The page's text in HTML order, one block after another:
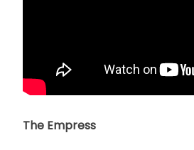
The Empress